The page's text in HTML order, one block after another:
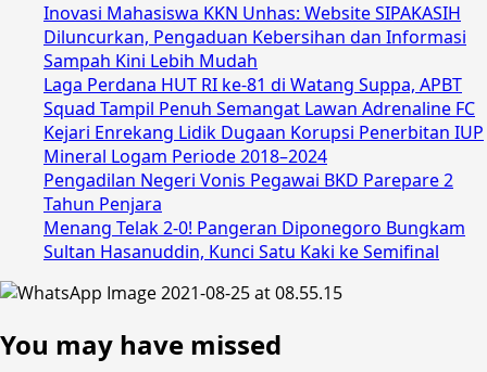
Inovasi Mahasiswa KKN Unhas: Website SIPAKASIH
Diluncurkan, Pengaduan Kebersihan dan Informasi
Sampah Kini Lebih Mudah
Laga Perdana HUT RI ke-81 di Watang Suppa, APBT
Squad Tampil Penuh Semangat Lawan Adrenaline FC
Kejari Enrekang Lidik Dugaan Korupsi Penerbitan IUP
Mineral Logam Periode 2018–2024
Pengadilan Negeri Vonis Pegawai BKD Parepare 2
Tahun Penjara
Menang Telak 2-0! Pangeran Diponegoro Bungkam
Sultan Hasanuddin, Kunci Satu Kaki ke Semifinal
You may have missed